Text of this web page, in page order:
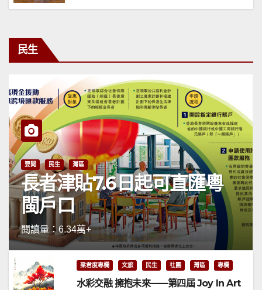
民生
要聞 民生 灣區
長者津貼7.6日起可直匯粵
閩戶口
閱讀量：6.34萬+
梁君度專欄 文旅 民生 社團 灣區 專欄
水彩交融 擁抱未來——第四屆 Joy In Art